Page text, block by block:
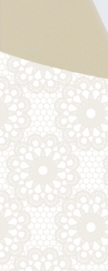
ツ
へ
ス
キ
プ